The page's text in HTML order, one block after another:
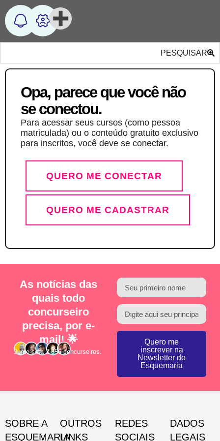
PESQUISAR
Opa, parece que você não
se conectou.
Para acessar seus cursos (como pessoa
matriculada) ou o conteúdo gratuito exclusivo
para inscritos, você deve se conectar.
QUERO ME CONECTAR
QUERO ME CADASTRAR
As notícias das
quais todo
concurseiro
precisa, por e-
mail! 🌟
Junte-se a 2.856 concurseiros.
Quero me
inscrever na
Newsletter do
Esquemaria
SOBRE A
ESQUEMARIA
OUTROS
LINKS
REDES
SOCIAIS
DADOS
LEGAIS